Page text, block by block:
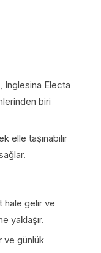
, Inglesina Electa
biri
elle taşınabilir
hale gelir ve
yaklaşır.
ve günlük